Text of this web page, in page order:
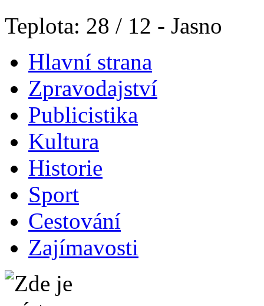
Teplota: 28 / 12 - Jasno
Hlavní strana
Zpravodajství
Publicistika
Kultura
Historie
Sport
Cestování
Zajímavosti